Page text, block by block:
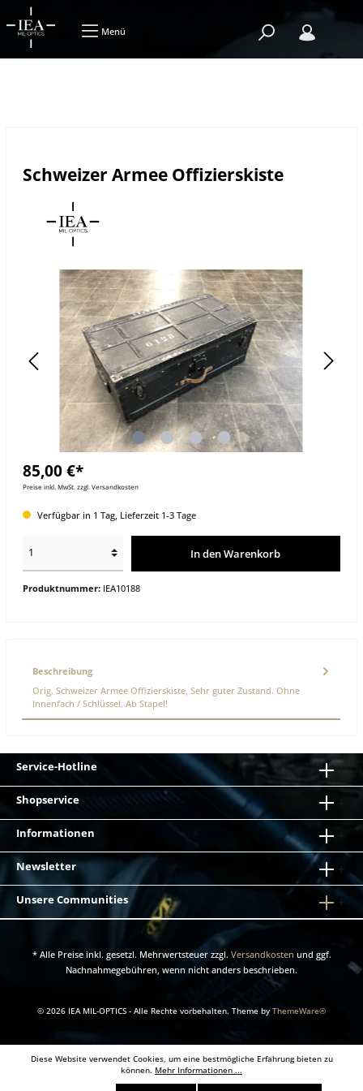
Menü
Schweizer Armee Offizierskiste
85,00 €*
Preise inkl. MwSt. zzgl. Versandkosten
Verfügbar in 1 Tag, Lieferzeit 1-3 Tage
In den Warenkorb
Produktnummer: IEA10188
Beschreibung
Orig. Schweizer Armee Offizierskiste, Sehr guter Zustand. Ohne
Innenfach / Schlüssel. Ab Stapel!
Service-Hotline
Shopservice
Informationen
Newsletter
Unsere Communities
* Alle Preise inkl. gesetzl. Mehrwertsteuer zzgl. Versandkosten und ggf.
Nachnahmegebühren, wenn nicht anders beschrieben.
© 2026 IEA MIL-OPTICS - Alle Rechte vorbehalten. Theme by ThemeWare®
Diese Website verwendet Cookies, um eine bestmögliche Erfahrung bieten zu
können. Mehr Informationen ...